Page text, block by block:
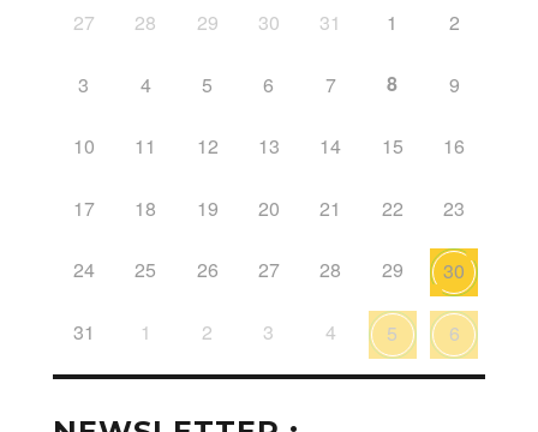
27
28 29 30 31 1 2
3 4 5 6 7 8 9
10 11 12 13 14 15 16
17 18 19 20 21 22 23
24 25 26 27 28 29 30
31 1 2 3 4 5 6